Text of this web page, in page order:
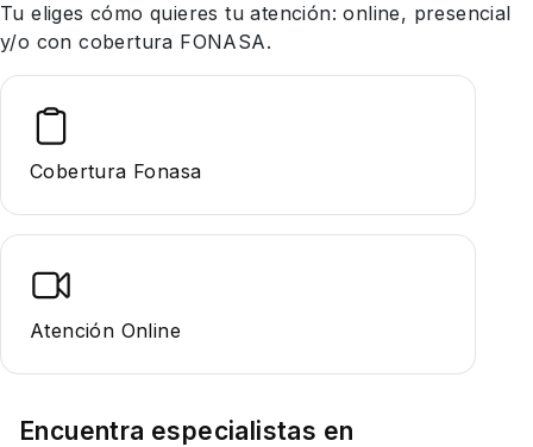
Tu eliges cómo quieres tu atención: online, presencial
y/o con cobertura FONASA.
Cobertura Fonasa
Atención Online
Encuentra especialistas en